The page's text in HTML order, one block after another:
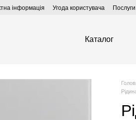
інформація Угода користувача Послуги
Каталог